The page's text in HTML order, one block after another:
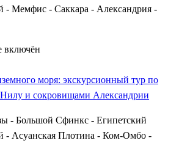
- Мемфис - Саккара - Александрия -
включён
моря: экскурсионный тур по
и сокровищами Александрии
- Большой Сфинкс - Египетский
- Асуанская Плотина - Ком-Омбо -